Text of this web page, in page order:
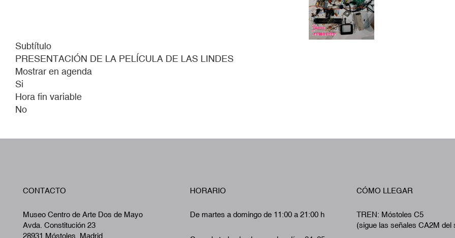
Subtítulo
PRESENTACIÓN DE LA PELÍCULA DE LAS LINDES
Mostrar en agenda
Si
Hora fin variable
No
CONTACTO
Museo Centro de Arte Dos de Mayo
Avda. Constitución 23
28931 Móstoles, Madrid
HORARIO
De martes a domingo de 11:00 a 21:00 h
CÓMO LLEGAR
TREN: Móstoles C5
(sigue las señales CA2M del